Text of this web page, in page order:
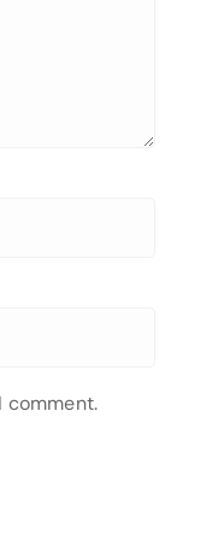
comment.